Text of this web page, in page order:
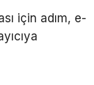
için adım, e-